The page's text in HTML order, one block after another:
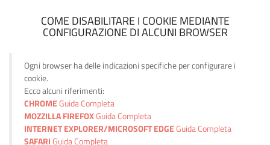
COME DISABILITARE I COOKIE MEDIANTE
CONFIGURAZIONE DI ALCUNI BROWSER
Ogni browser ha delle indicazioni specifiche per configurare i
cookie.
Ecco alcuni riferimenti:
CHROMEGuida Completa
MOZZILLA FIREFOXGuida Completa
INTERNET EXPLORER/MICROSOFT EDGEGuida Completa
SAFARIGuida Completa